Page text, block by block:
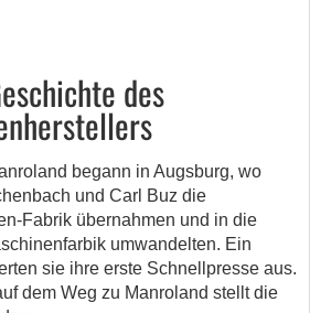
des
begann in Augsburg, wo
und Carl Buz die
Fabrik übernahmen und in die
umwandelten. Ein
sie ihre erste Schnellpresse aus.
dem Weg zu Manroland stellt die